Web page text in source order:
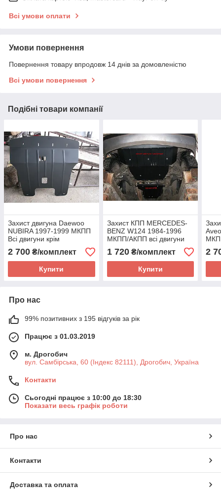
Всі умови оплати
Умови повернення
Повернення товару впродовж 14 днів за домовленістю
Всі умови повернення
Подібні товари компанії
Захист двигуна Daewoo
NUBIRA 1997-1999 МКПП
Всі двигуни крім
корейської збирання та
транспортування
2 700 ₴/комплект
Купити
Захист КПП MERCEDES-
BENZ W124 1984-1996
МКПП/АКПП всі двигуни
до 3.2 (КПП)
1 720₴/комплект
Купити
2
Про нас
99% позитивних з 195 відгуків за рік
Працює з 01.03.2019
м. Дрогобич
вул. Самбірська, 60 (Індекс 82111), Дрогобич, Україна
Контакти
Сьогодні працює з 10:00 до 18:30
Показати весь графік роботи
Про нас
Контакти
Доставка та оплата